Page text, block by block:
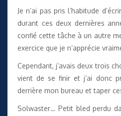
Je n’ai pas pris l’habitude
durant ces deux dernières
confié cette tâche à un autre
exercice que je n’apprécie
Cependant, j’avais deux trois
vient de se finir et j’ai donc
derrière mon bureau et taper
Solwaster… Petit bled perdu